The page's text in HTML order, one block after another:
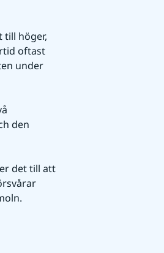
till höger,
oftast
under
den
det till att